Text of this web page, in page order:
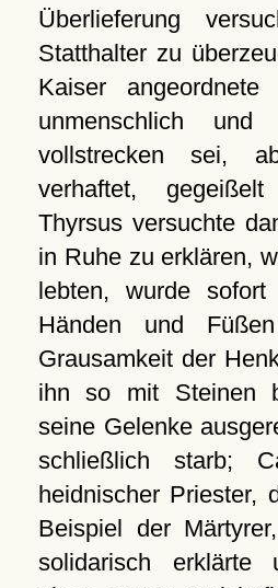
Überlieferung
Statthalter zu
Kaiser angeordnete
unmenschlich
vollstrecken sei,
verhaftet,
Thyrsus versuchte
in Ruhe zu erklären,
lebten, wurde
Händen und
Grausamkeit der
ihn so mit Steinen
seine Gelenke
schließlich starb;
heidnischer Priester,
Beispiel der
solidarisch erklärte